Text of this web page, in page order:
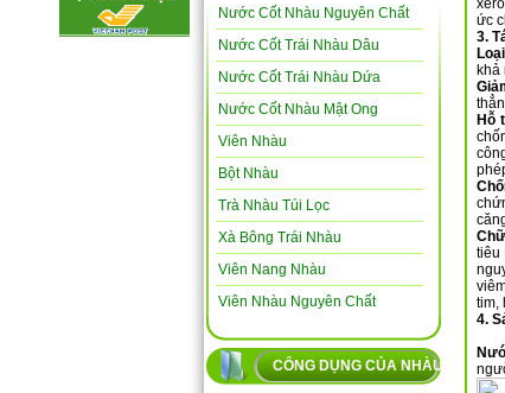
Nước Cốt Nhàu Nguyên Chất
Nước Cốt Trái Nhàu Dâu
Nước Cốt Trái Nhàu Dứa
Nước Cốt Nhàu Mật Ong
Viên Nhàu
Bột Nhàu
Trà Nhàu Túi Lọc
Xà Bông Trái Nhàu
Viên Nang Nhàu
Viên Nhàu Nguyên Chất
CÔNG DỤNG CỦA NHÀU
ức
3.
khả
Hỗ
tiêu
tim,
4.